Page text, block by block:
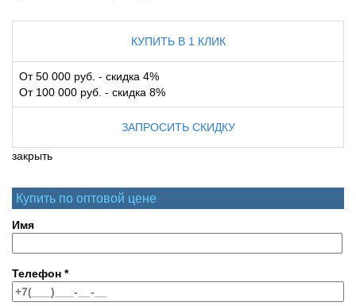
КУПИТЬ В 1 КЛИК
От 50 000 руб. - скидка 4%
От 100 000 руб. - скидка 8%
ЗАПРОСИТЬ СКИДКУ
закрыть
Купить по оптовой цене
Имя
Телефон *